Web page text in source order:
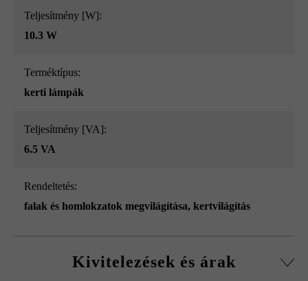
Teljesítmény [W]:
10.3 W
Terméktípus:
kerti lámpák
Teljesítmény [VA]:
6.5 VA
Rendeltetés:
falak és homlokzatok megvilágítása, kertvilágítás
Kivitelezések és árak